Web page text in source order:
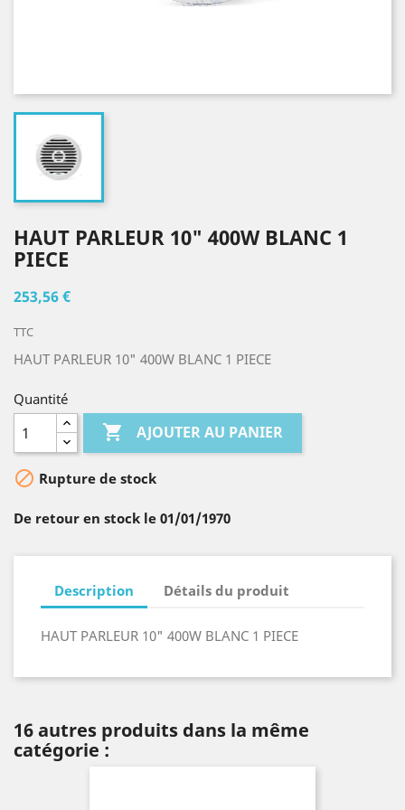
HAUT PARLEUR 10" 400W BLANC 1
PIECE
253,56 €
TTC
HAUT PARLEUR 10" 400W BLANC 1 PIECE
Quantité
 AJOUTER AU PANIER
 Rupture de stock
De retour en stock le 01/01/1970
Description Détails du produit
HAUT PARLEUR 10" 400W BLANC 1 PIECE
16 autres produits dans la même
catégorie :